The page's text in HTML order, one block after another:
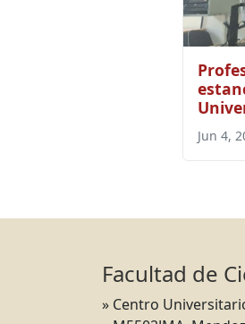
Jun 4,
Facultad de
» Centro